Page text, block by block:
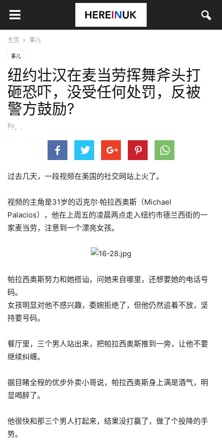
主页 事儿
事儿
纽约壮汉在麦当劳挥舞斧头打
砸恐吓，没受任何处罚，反被
警方鼓励?
By
hefei
过去几天，一段视频在美国的社交网站上火了。
视频的主角是31岁的迈克尔·帕拉西奥斯（Michael
Palacios），他在上周五的凌晨两点走入纽约市德兰西街的一
家麦当劳，注意到一个漂亮女孩。
帕拉西奥斯努力和她搭讪，问她来自哪里，还想要她的电话号
码。
女孩明显对他不感兴趣，委婉拒绝了，但他仍然追着不放，坚
持要号码。
餐厅里，三个男人站出来，把帕拉西奥斯推到一旁，让他不要
继续纠缠。
据目睹全程的优步外卖小哥说，帕拉西奥斯身上满是酒气，明
显喝醉了。
他很快和那三个男人打起来，结果没打赢了，做了个投降的手
势。